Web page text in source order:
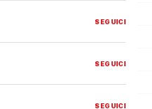
SEGUICI
SEGUICI
SEGUICI